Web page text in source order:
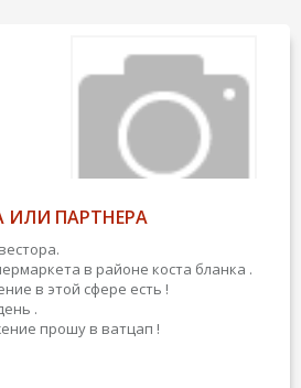
ИЛИ ПАРТНЕРА
в районе коста бланка .
в этой сфере есть !
.
прошу в ватцап !